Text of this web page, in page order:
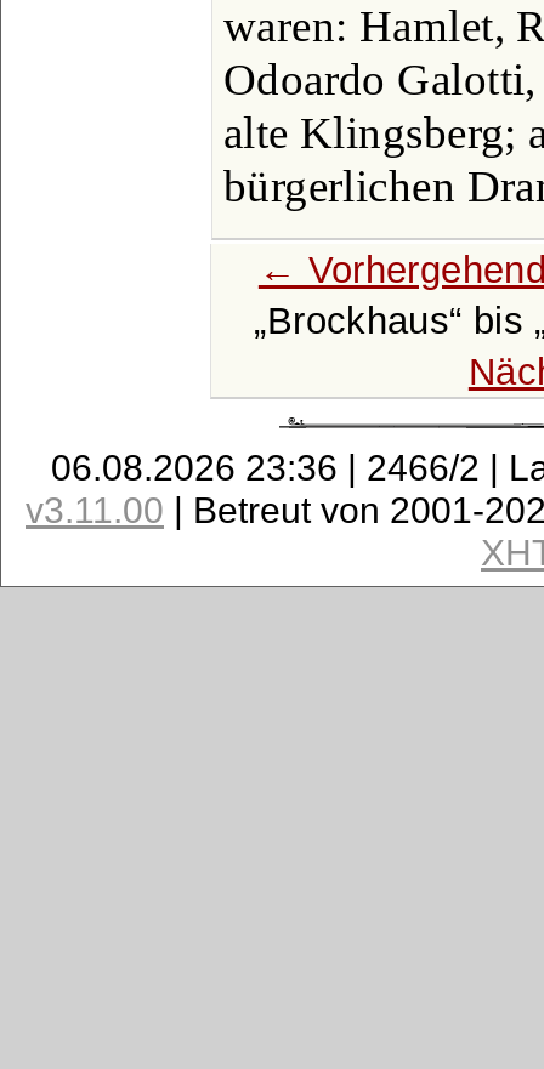
waren: Hamlet,
Odoardo
alte Klingsberg;
bürgerlichen
←
Brockhaus
bis
06.08.2026 23:36 | 2466/2 |
v3.11.00 | Betreut von 2001-